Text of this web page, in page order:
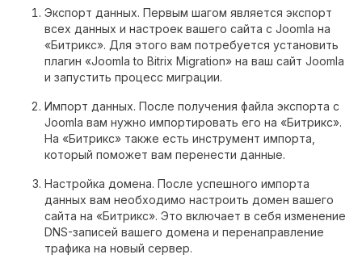
Экспорт данных. Первым шагом является экспорт
всех данных и настроек вашего сайта с Joomla на
«Битрикс». Для этого вам потребуется установить
плагин «Joomla to Bitrix Migration» на ваш сайт Joomla
и запустить процесс миграции.
Импорт данных. После получения файла экспорта с
Joomla вам нужно импортировать его на «Битрикс».
На «Битрикс» также есть инструмент импорта,
который поможет вам перенести данные.
Настройка домена. После успешного импорта
данных вам необходимо настроить домен вашего
сайта на «Битрикс». Это включает в себя изменение
DNS-записей вашего домена и перенаправление
трафика на новый сервер.